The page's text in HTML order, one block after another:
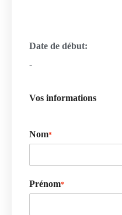
Date de début:
-
Vos informations
Nom*
Prénom*